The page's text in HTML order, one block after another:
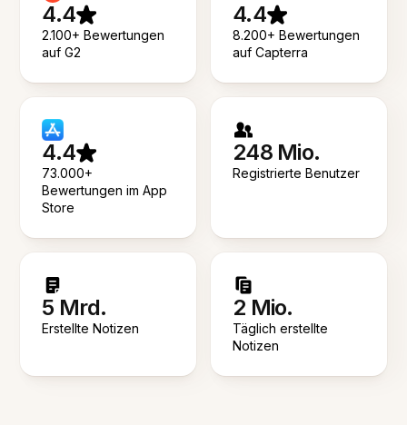
4.4
2.100+ Bewertungen
auf G2
4.4
8.200+ Bewertungen
auf Capterra
4.4
73.000+
Bewertungen im App
Store
248 Mio.
Registrierte Benutzer
5 Mrd.
Erstellte Notizen
2 Mio.
Täglich erstellte
Notizen